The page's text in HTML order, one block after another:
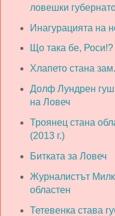
ловешки
Инагурацията на
Що така бе, Роси!?
Хлапето стана
Долф Лундрен
на Ловеч
Троянец стана
(2013 г.)
Битката за Ловеч
Журналистът
областен
Тетевенка става